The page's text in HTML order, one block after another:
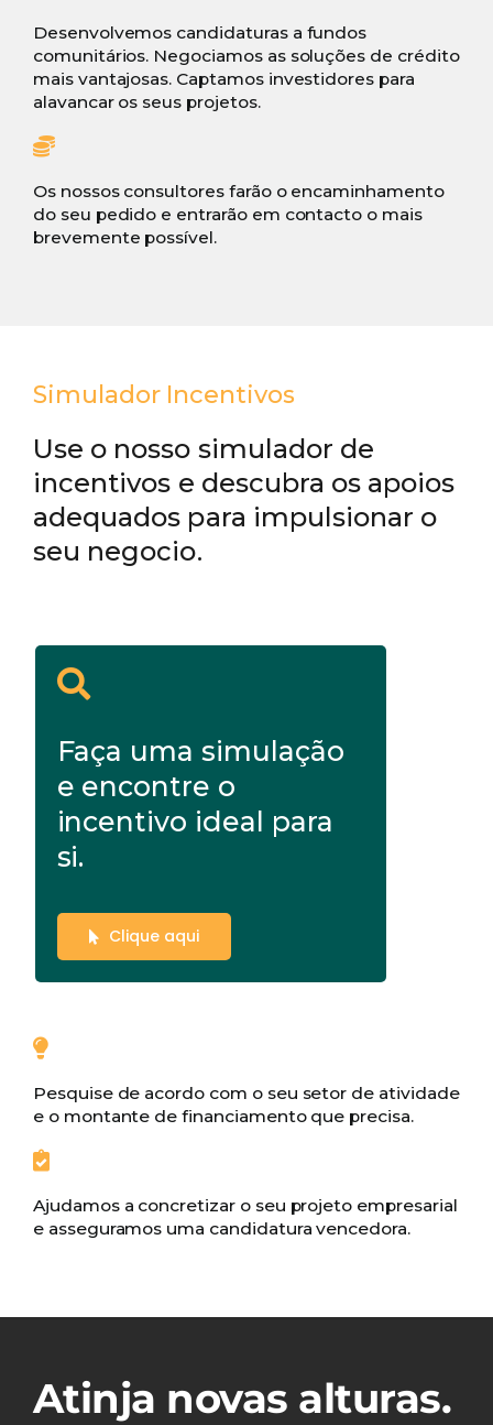
Desenvolvemos candidaturas a fundos
comunitários. Negociamos as soluções de crédito
mais vantajosas. Captamos investidores para
alavancar os seus projetos.
Os nossos consultores farão o encaminhamento
do seu pedido e entrarão em contacto o mais
brevemente possível.
Simulador Incentivos
Use o nosso simulador de
incentivos e descubra os apoios
adequados para impulsionar o
seu negocio.
Faça uma simulação
e encontre o
incentivo ideal para
si.
Clique aqui
Pesquise de acordo com o seu setor de atividade
e o montante de financiamento que precisa.
Ajudamos a concretizar o seu projeto empresarial
e asseguramos uma candidatura vencedora.
Atinja novas alturas.